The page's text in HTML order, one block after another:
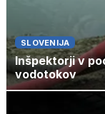
SLOVENIJA
Inšpektorji v
vodotokov